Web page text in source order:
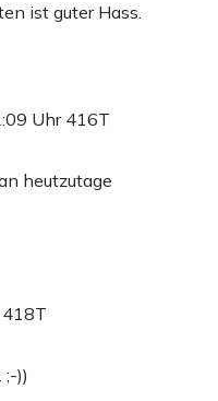
ist guter Hass.
Uhr 416T
heutzutage
418T
))